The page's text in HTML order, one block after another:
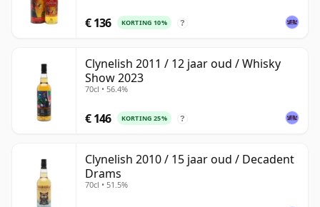
€ 136 KORTING 10% ?
Clynelish 2011 / 12 jaar oud / Whisky
Show 2023
70cl • 56.4%
€ 146 KORTING 25% ?
Clynelish 2010 / 15 jaar oud / Decadent
Drams
70cl • 51.5%